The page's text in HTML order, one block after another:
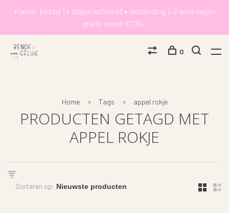
Klarna: betaal 14 dagen achteraf • Verzending 1-2 werkdagen
gratis vanaf €100,-
0
Home Tags appel rokje
PRODUCTEN GETAGD MET
APPEL ROKJE
Sorteren op: